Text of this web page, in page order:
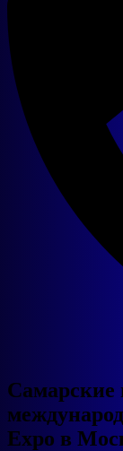
Самарские
Expo в